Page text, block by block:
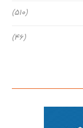
(510)
(46)